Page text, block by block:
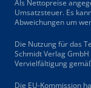
Als Nettopreise
Umsatzsteuer. Es
Abweichungen um
Die Nutzung für das
Schmidt Verlag
Vervielfältigung
Die EU-Kommission